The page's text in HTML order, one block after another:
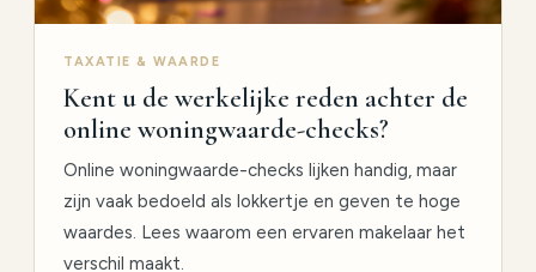
TAXATIE & WAARDE
Kent u de werkelijke reden achter de
online woningwaarde-checks?
Online woningwaarde-checks lijken handig, maar
zijn vaak bedoeld als lokkertje en geven te hoge
waardes. Lees waarom een ervaren makelaar het
verschil maakt.